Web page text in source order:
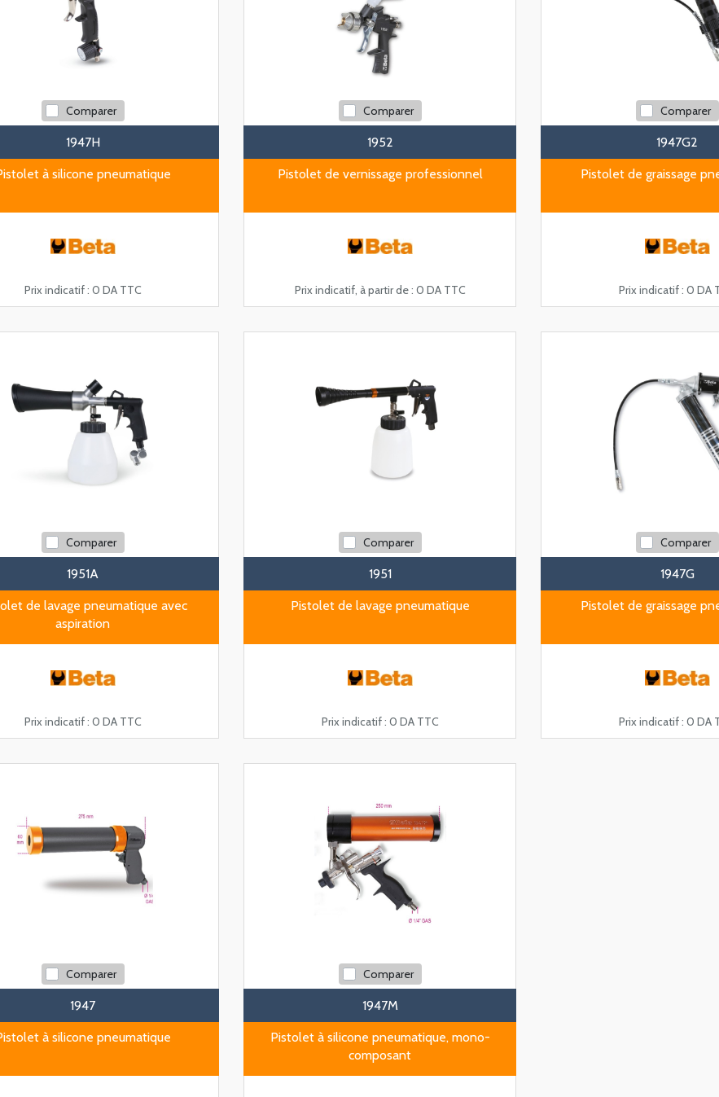
Comparer
1947H
à silicone pneumatique
Prix indicatif : 0 DA TTC
Comparer
1952
Pistolet de vernissage professionnel
Prix indicatif, à partir de : 0 DA TTC
Comparer
1947G2
Pistolet de graissage
Prix indicatif : 0 DA
Comparer
1951A
de lavage pneumatique avec
aspiration
Prix indicatif : 0 DA TTC
Comparer
1951
Pistolet de lavage pneumatique
Prix indicatif : 0 DA TTC
Comparer
1947G
Pistolet de graissage
Prix indicatif : 0 DA
Comparer
1947
à silicone pneumatique
Comparer
1947M
Pistolet à silicone pneumatique, mono-
composant